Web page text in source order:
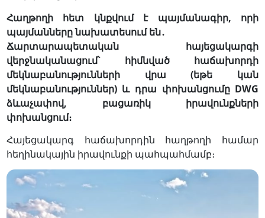
Հաղթողի հետ կնքվում է պայմանագիր, որի
պայմանները նախատեսում են․
Ճարտարապետական հայեցակարգի
վերջնականացում՝ հիմնված հաճախորդի
մեկնաբանությունների վրա (եթե կան
մեկնաբանություններ) և դրա փոխանցումը DWG
ձևաչափով, բացառիկ իրավունքների
փոխանցում։
Հայեցակարգ հաճախորդին հաղթողի համար
հեղինակային իրավունքի պահպահմամբ։